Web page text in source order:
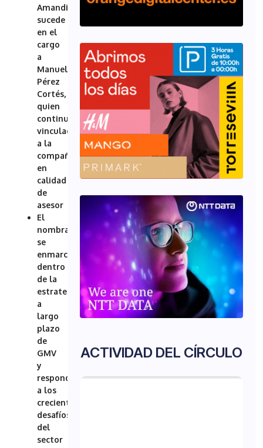
Amandi
sucede
en el
cargo
a
Manuel
Pérez
Cortés,
quien
continuará
vinculado
a la
compañía
en
calidad
de
asesor
El
nombramiento
se
enmarca
dentro
de la
estrategia
a
largo
plazo
de
GMV
y
responde
a los
crecientes
desafíos
del
sector
ACTIVIDAD DEL CÍRCULO